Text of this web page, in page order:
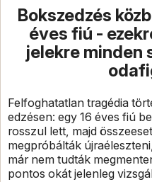
Bokszedzés
éves fiú -
jelekre minden
Felfoghatatlan tragédia
edzésen: egy 16 éves fiú
rosszul lett, majd
megpróbálták
már nem tudták
pontos okát jelenleg